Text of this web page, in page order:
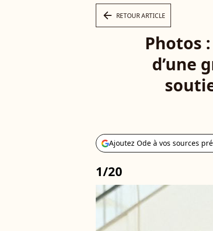
arrow_left RETOUR ARTICLE
Photos
d’une
Ajoutez Ode à vos sources
1/20